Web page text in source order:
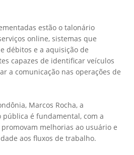
estão o talonário
online, sistemas que
débitos e a aquisição de
capazes de identificar veículos
a comunicação nas operações de
Marcos Rocha, a
pública é fundamental, com a
melhorias ao usuário e
aos fluxos de trabalho.